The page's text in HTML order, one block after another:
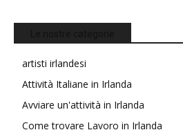
artisti irlandesi
Attività Italiane in Irlanda
Avviare un'attività in Irlanda
Come trovare Lavoro in Irlanda